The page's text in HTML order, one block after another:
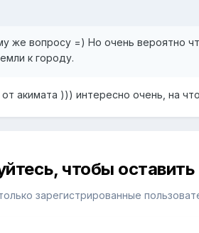
вопросу =) Но очень вероятно
к городу.
акимата ))) интересно очень, на
чтобы
зарегистрированные